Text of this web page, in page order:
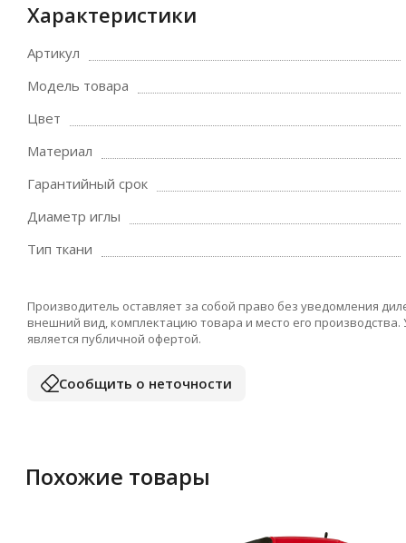
Характеристики
Артикул
Модель товара
Цвет
Материал
Гарантийный срок
Диаметр иглы
Тип ткани
Производитель оставляет за собой право без уведомления
внешний вид, комплектацию товара и место его
является публичной офертой.
Сообщить о неточности
Похожие товары